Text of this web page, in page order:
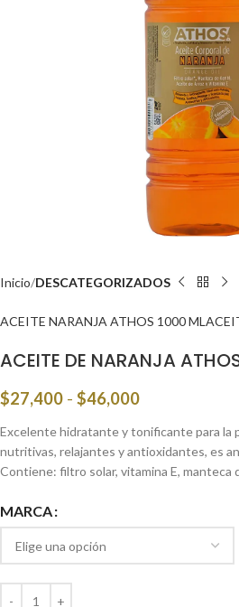
Inicio DESCATEGORIZADOS
ACEITE NARANJA ATHOS 1000 ML
ACEITE DE NARANJA
$27,400 - $46,000
Excelente hidratante y tonificante para la
nutritivas, relajantes y antioxidantes, es
Contiene: filtro solar, vitamina E, manteca
MARCA